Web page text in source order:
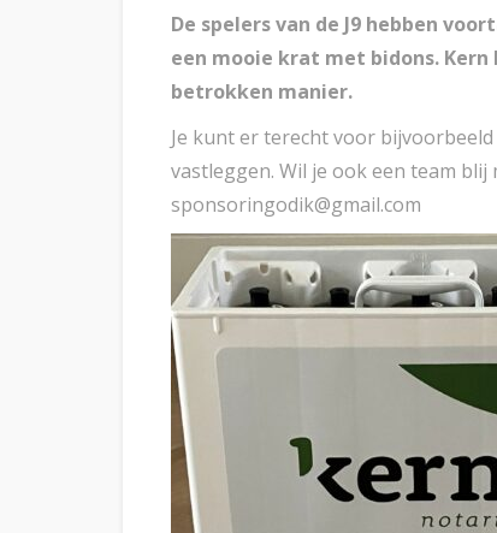
De spelers van de J9 hebben
een mooie krat met bidons.
betrokken manier.
Je kunt er terecht voor
vastleggen. Wil je ook een team
sponsoringodik@gmail.com